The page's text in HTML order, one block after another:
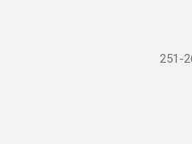
251-